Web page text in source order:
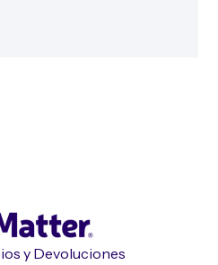
y Devoluciones